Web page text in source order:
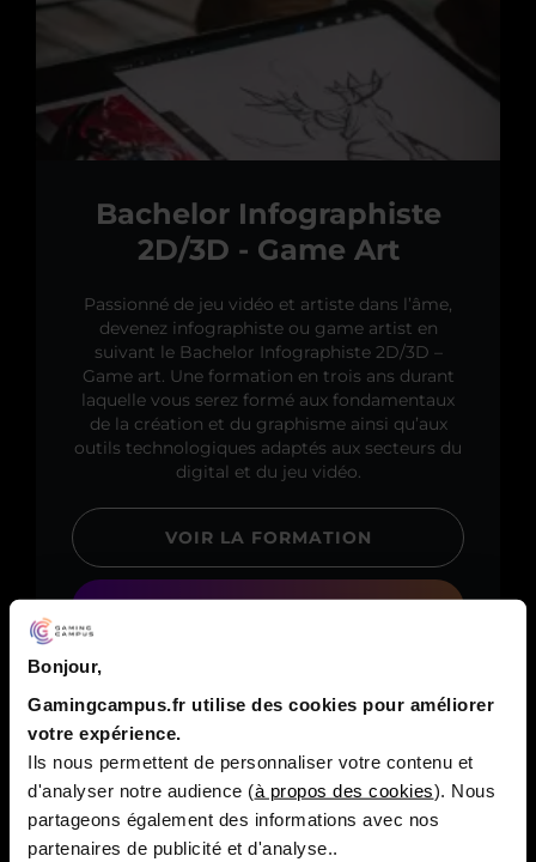
Bonjour,
Gamingcampus.fr utilise des cookies pour améliorer
votre expérience.
Ils nous permettent de personnaliser votre contenu et
d'analyser notre audience (à propos des cookies). Nous
partageons également des informations avec nos
partenaires de publicité et d'analyse..
Bachelor Infographiste
2D/3D - Game Art
Passionné de jeu vidéo et artiste dans l’âme,
devenez infographiste ou game artist en
suivant le Bachelor Infographiste 2D/3D –
Game art. Une formation en trois ans durant
laquelle vous serez formé aux fondamentaux
de la création et du graphisme ainsi qu’aux
outils technologiques adaptés aux secteurs du
digital et du jeu vidéo.
VOIR LA FORMATION